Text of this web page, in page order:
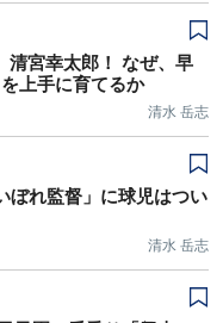
清宮幸太郎！ なぜ、早
上手に育てるか
清水 岳志
ぼれ監督」に球児はつい
清水 岳志